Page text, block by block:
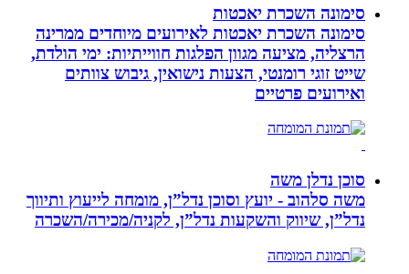
סימונה השכרת יאכטות
סימונה השכרת יאכטות לאירועים מיוחדים ממרינה
הרצליה, מציעה מגוון הפלגות חווייתיות: ימי הולדת,
שייט זוגי רומנטי, הצעות נישואין, גיבוש צוותים
ואירועים פרטיים
סוכן נדלן משה
משה סלהוב - יועץ וסוכן נדל”ן, מומחה לייעוץ ותיווך
נדל”ן, שיווק והשקעות נדל”ן, לקניה/מכירה/השכרה